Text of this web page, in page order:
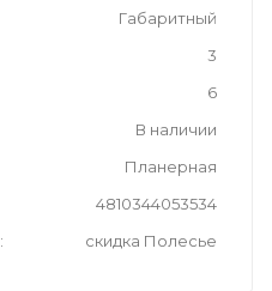
Габаритный
3
6
В наличии
Планерная
4810344053534
скидка Полесье